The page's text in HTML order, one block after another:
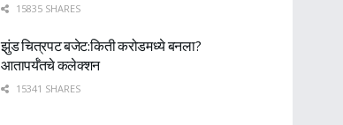
15835 SHARES
झुंड चित्रपट बजेट:किती करोडमध्ये बनला?
आतापर्यँतचे कलेक्शन
15341 SHARES